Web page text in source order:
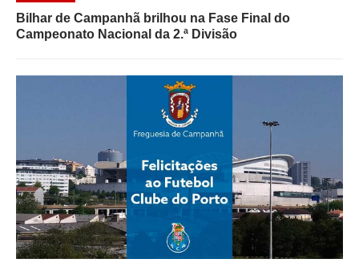
Bilhar de Campanhã brilhou na Fase Final do
Campeonato Nacional da 2.ª Divisão